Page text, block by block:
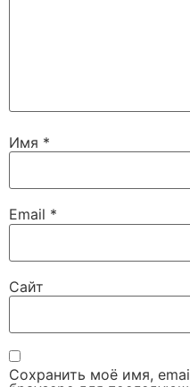
Имя *
Email *
Сайт
Сохранить моё имя,